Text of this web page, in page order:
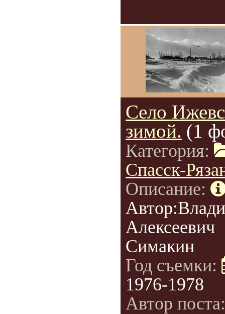
Село
зимой. (1
Категория:
Спасск-
Описание:
Алексеевич
Симакин
Год съемки:
1976-1978
Автор